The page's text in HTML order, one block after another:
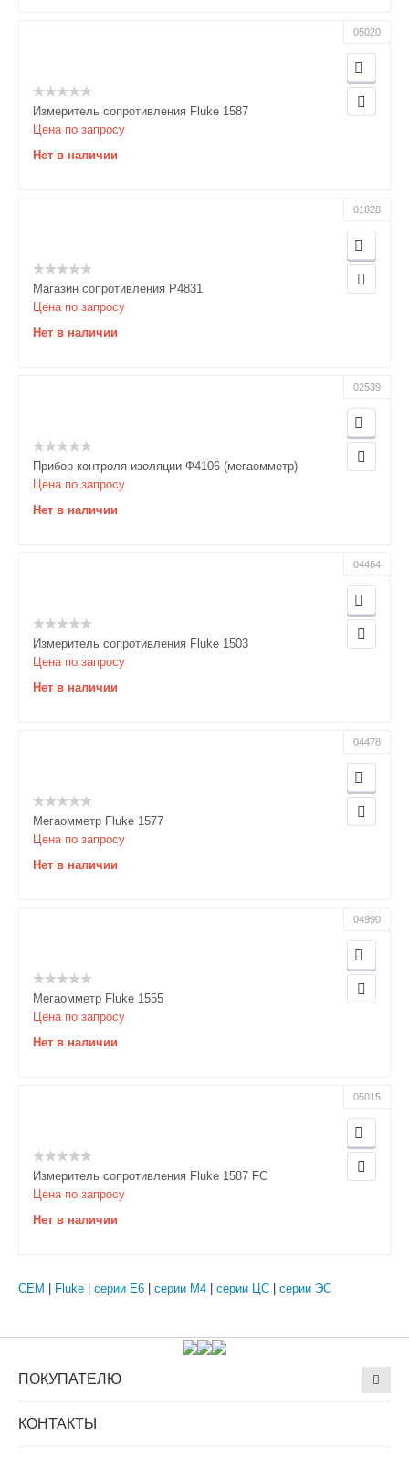
05020
Измеритель сопротивления Fluke 1587
Цена по запросу
Нет в наличии
01828
Магазин сопротивления Р4831
Цена по запросу
Нет в наличии
02539
Прибор контроля изоляции Ф4106 (мегаомметр)
Цена по запросу
Нет в наличии
04464
Измеритель сопротивления Fluke 1503
Цена по запросу
Нет в наличии
04478
Мегаомметр Fluke 1577
Цена по запросу
Нет в наличии
04990
Мегаомметр Fluke 1555
Цена по запросу
Нет в наличии
05015
Измеритель сопротивления Fluke 1587 FC
Цена по запросу
Нет в наличии
CEM | Fluke | серии E6 | серии M4 | серии ЦС | cерии ЭС
ПОКУПАТЕЛЮ
КОНТАКТЫ